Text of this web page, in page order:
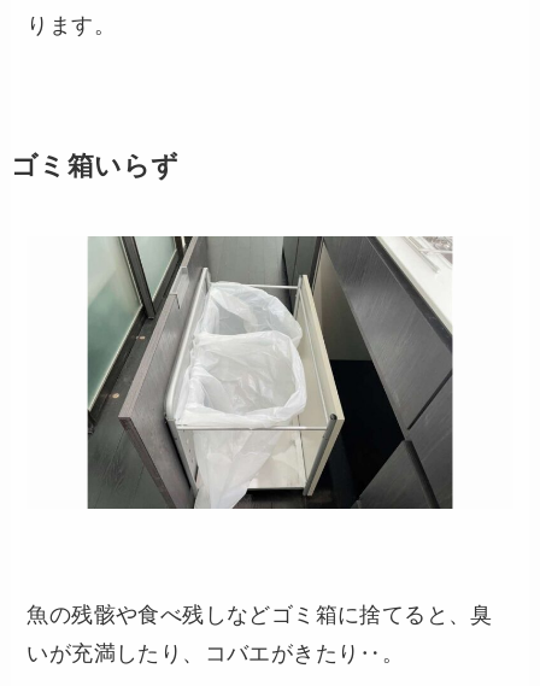
ります。
ゴミ箱いらず
魚の残骸や食べ残しなどゴミ箱に捨てると、臭
いが充満したり、コバエがきたり‥。